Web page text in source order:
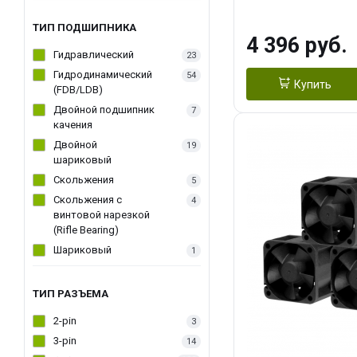
ТИП ПОДШИПНИКА
Гидравлический 23
Гидродинамический
(FDB/LDB)
54
Двойной подшипник
качения
7
Двойной
шариковый
19
Скольжения 5
Скольжения c
винтовой нарезкой
(Rifle Bearing)
4
Шариковый 1
ТИП РАЗЪЕМА
2-pin 3
3-pin 14
D：AM4、
4 396 руб.
Купить